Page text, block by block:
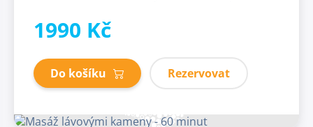
1990 Kč
Do košíku Rezervovat